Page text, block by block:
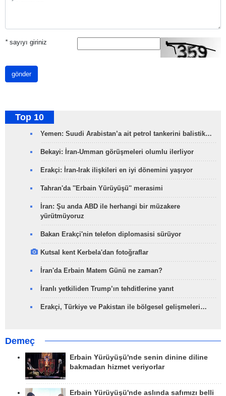
*sayıyı giriniz
gönder
Top 10
Yemen: Suudi Arabistan’a ait petrol tankerini balistik…
Bekayi: İran-Umman görüşmeleri olumlu ilerliyor
Erakçi: İran-Irak ilişkileri en iyi dönemini yaşıyor
Tahran'da ''Erbain Yürüyüşü'' merasimi
İran: Şu anda ABD ile herhangi bir müzakere
yürütmüyoruz
Bakan Erakçi'nin telefon diplomasisi sürüyor
Kutsal kent Kerbela'dan fotoğraflar
İran'da Erbain Matem Günü ne zaman?
İranlı yetkiliden Trump’ın tehditlerine yanıt
Erakçi, Türkiye ve Pakistan ile bölgesel gelişmeleri…
Demeç
Erbain Yürüyüşü'nde senin dinine diline
bakmadan hizmet veriyorlar
Erbain Yürüyüşü'nde aslında safımızı belli